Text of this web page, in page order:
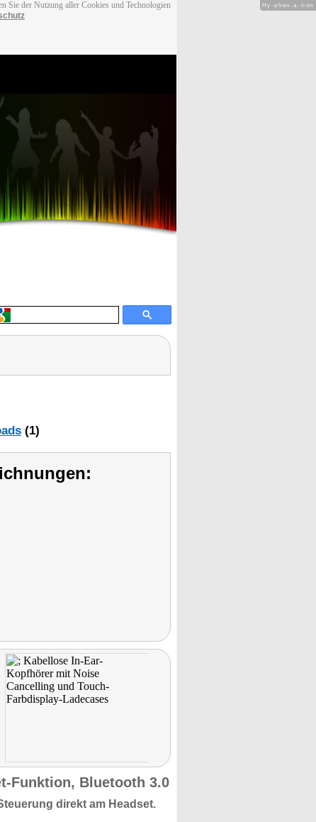
Sie der Nutzung aller Cookies und Technologien
(1)
Funktion, Bluetooth 3.0
direkt am Headset.
Hy-phen-a-tion